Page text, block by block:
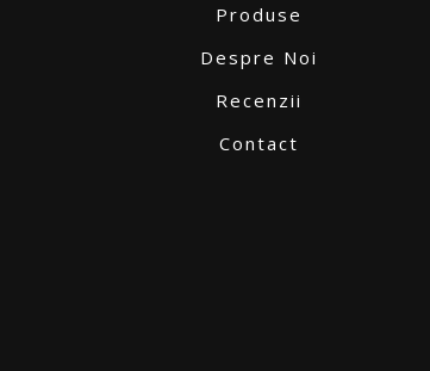
Produse
Despre Noi
Recenzii
Contact